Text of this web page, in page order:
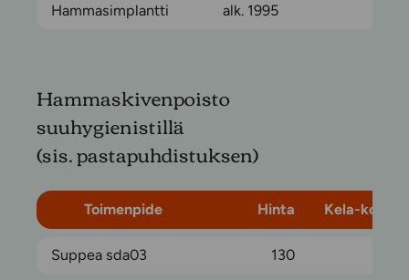
Hammasimplantti alk. 1995
Hammaskivenpoisto
suuhygienistillä
(sis. pastapuhdistuksen)
Toimenpide Hinta Kela-
Suppea sda03 130